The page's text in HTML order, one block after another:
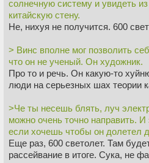
солнечную систему и увидеть
китайскую стену.
Не, нихуя не получится. 600
> Винс вполне мог позволить
что он не ученый. Он художник.
Про то и речь. Он какую-то
люди на серьезных шах теории
>Че ты несешь блять, луч
можно очень точно направить. И
если хочешь чтобы он долетел
Еще раз, 600 светолет. Там
рассейвание в итоге. Сука, не